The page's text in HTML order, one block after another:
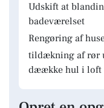
Udskift at
badeværelset
Rengøring af
tildækning af rør
dæække hul i loft